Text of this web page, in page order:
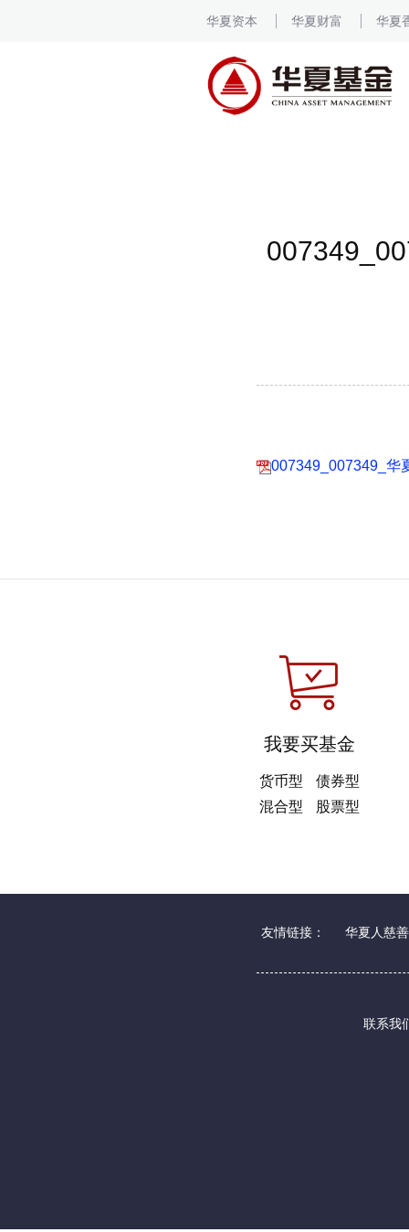
华夏资本 华夏财富 华夏
007349_007349_华
我要买基金
货币型
债券型
混合型
股票型
友情链接： 华夏人慈
联系我